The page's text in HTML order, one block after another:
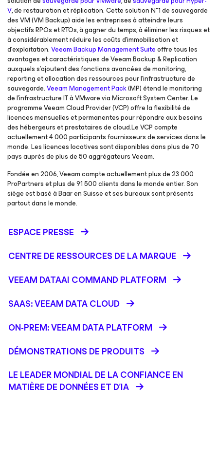
V, de restauration et réplication. Cette solution N°1 de sauvegarde
des VM (VM Backup) aide les entreprises à atteindre leurs
objectifs RPOs et RTOs, à gagner du temps, à éliminer les risques et
à considérablement réduire les coûts d’immobilisation et
d’exploitation.Veeam Backup Management Suiteoffre tous les
avantages et caractéristiques de Veeam Backup & Replication
auxquels s’ajoutent des fonctions avancées de monitoring,
reporting et allocation des ressources pour l’infrastructure de
sauvegarde.Veeam Management Pack(MP) étend le monitoring
de l’infrastructure IT à VMware via Microsoft System Center. Le
programme Veeam Cloud Provider (VCP) offre la flexibilité de
licences mensuelles et permanentes pour répondre aux besoins
des hébergeurs et prestataires de cloud.Le VCP compte
actuellement 4 000 participants fournisseurs de services dans le
monde. Les licences locatives sont disponibles dans plus de 70
pays auprès de plus de 50 aggrégateurs Veeam.
Fondée en 2006, Veeam compte actuellement plus de 23 000
ProPartners et plus de 91 500 clients dans le monde entier. Son
siège est basé à Baar en Suisse et ses bureaux sont présents
partout dans le monde.
ESPACE PRESSE
CENTRE DE RESSOURCES DE LA MARQUE
VEEAM DATAAI COMMAND PLATFORM
SAAS: VEEAM DATA CLOUD
ON-PREM: VEEAM DATA PLATFORM
DÉMONSTRATIONS DE PRODUITS
LE LEADER MONDIAL DE LA CONFIANCE EN
MATIÈRE DE DONNÉES ET D'IA